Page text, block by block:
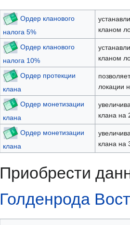
Ордер кланового
налога 5%
кланом
Ордер кланового
налога 10%
кланом
Ордер протекции
клана
локации
Ордер монетизации
клана
клана на
Ордер монетизации
клана
клана на
Приобрести
Голденрода